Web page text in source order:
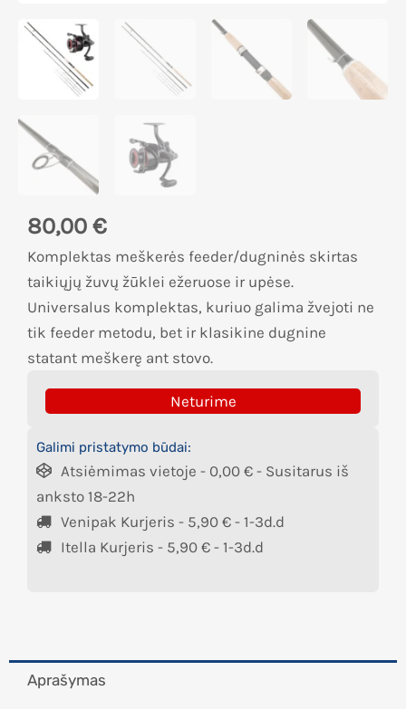
80,00 €
Komplektas meškerės feeder/dugninės skirtas
taikiųjų žuvų žūklei ežeruose ir upėse.
Universalus komplektas, kuriuo galima žvejoti ne
tik feeder metodu, bet ir klasikine dugnine
statant meškerę ant stovo.
Neturime
Galimi pristatymo būdai:
Atsiėmimas vietoje - 0,00 € - Susitarus iš
anksto 18-22h
Venipak Kurjeris - 5,90 € - 1-3d.d
Itella Kurjeris - 5,90 € - 1-3d.d
Aprašymas